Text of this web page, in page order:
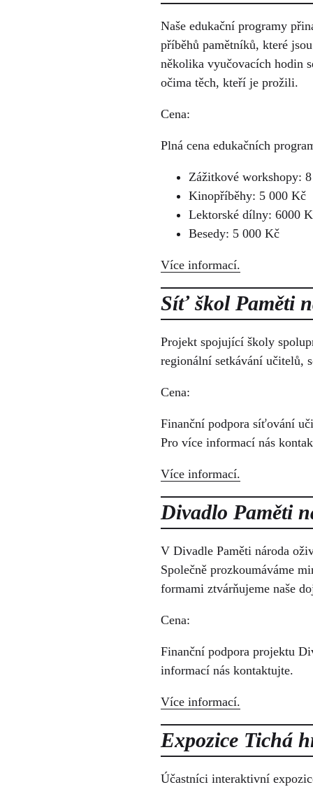
Naše edukační programy
příběhů pamětníků, které
několika vyučovacích hodin
očima těch, kteří je prožili.
Cena:
Plná cena edukačních
Zážitkové workshopy:
Kinopříběhy: 5 000 Kč
Lektorské dílny: 6000
Besedy: 5 000 Kč
Více informací.
Síť škol Paměti
Projekt spojující školy
regionální setkávání učitelů,
Cena:
Finanční podpora síťování
Pro více informací nás
Více informací.
Divadlo Paměti
V Divadle Paměti národa
Společně prozkoumáváme
formami ztvárňujeme naše
Cena:
Finanční podpora projektu
informací nás kontaktujte.
Více informací.
Expozice Tichá
Účastníci interaktivní